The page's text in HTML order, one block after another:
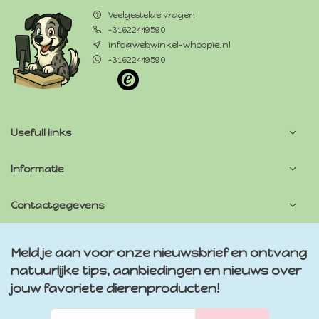
Veelgestelde vragen
+31622449590
info@webwinkel-whoopie.nl
+31622449590
Usefull links
Informatie
Contactgegevens
Meld je aan voor onze nieuwsbrief en ontvang
natuurlijke tips, aanbiedingen en nieuws over
jouw favoriete dierenproducten!